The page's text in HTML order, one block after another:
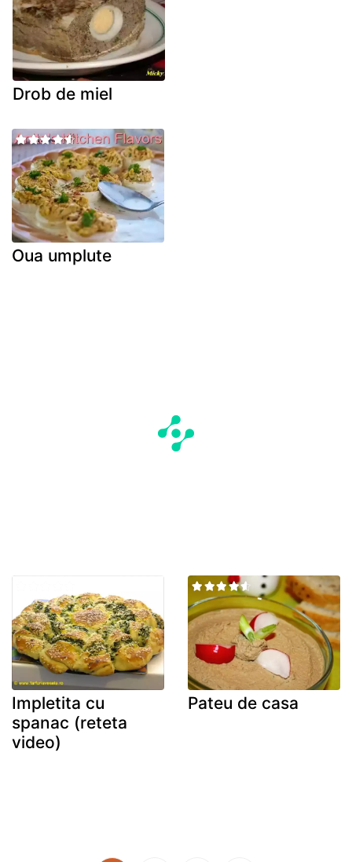
Drob de miel
Oua umplute
Impletita cu
spanac (reteta
video)
Pateu de casa